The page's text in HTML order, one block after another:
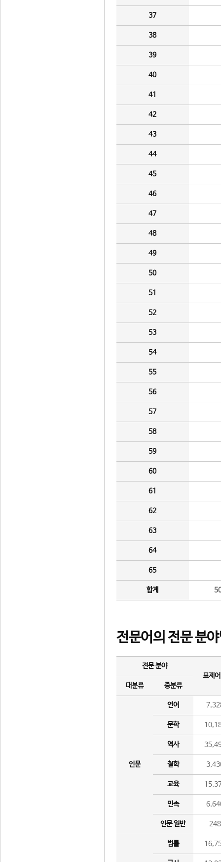
37
38
39
40
41
42
43
44
45
46
47
48
49
50
51
52
53
54
55
56
57
58
59
60
61
62
63
64
65
합계
전문어의 전문 분
전문 분야
표제
대분류
중분류
인문
언어
문학
역사
철학
교육
민속
인문 일반 248
법률